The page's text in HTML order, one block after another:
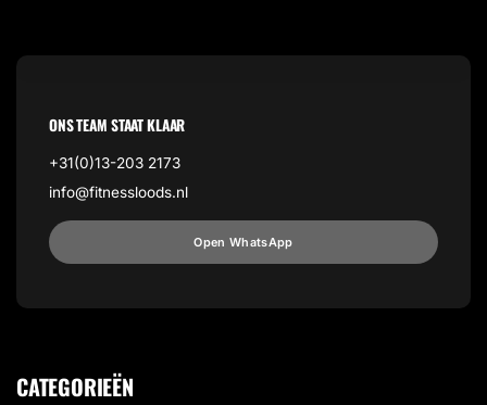
ONS TEAM STAAT KLAAR
+31(0)13-203 2173
info@fitnessloods.nl
Open WhatsApp
CATEGORIEËN